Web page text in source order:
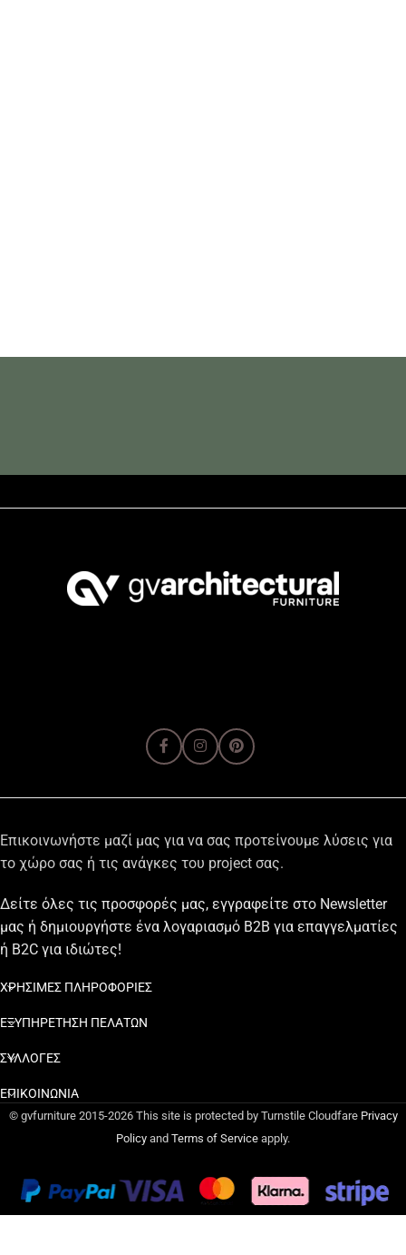
Επικοινωνήστε μαζί μας για να σας προτείνουμε λύσεις για
το χώρο σας ή τις ανάγκες του project σας.
Δείτε όλες τις προσφορές μας, εγγραφείτε στο Newsletter
μας ή δημιουργήστε ένα λογαριασμό B2B για επαγγελματίες
ή B2C για ιδιώτες!
ΧΡΗΣΙΜΕΣ ΠΛΗΡΟΦΟΡΙΕΣ
ΕΞΥΠΗΡΕΤΗΣΗ ΠΕΛΑΤΩΝ
ΣΥΛΛΟΓΕΣ
ΕΠΙΚΟΙΝΩΝΙΑ
© gvfurniture 2015-2026 This site is protected by Turnstile Cloudfare Privacy
Policy and Terms of Service apply.